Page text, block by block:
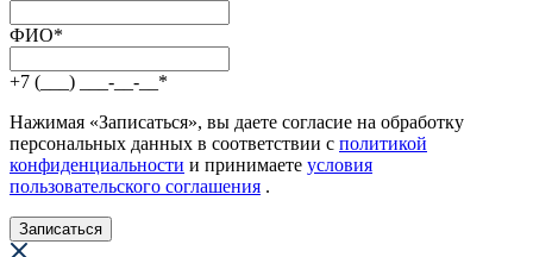
ФИО*
+7 (___) ___-__-__ *
Нажимая «Записаться», вы даете согласие на обработку
персональных данных в соответствии с политикой
конфиденциальности и принимаете условия
пользовательского соглашения .
Записаться